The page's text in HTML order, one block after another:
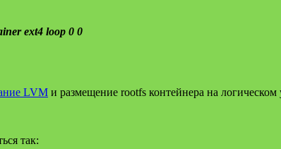
ext4 loop 0 0
LVM и размещение rootfs контейнера на логическом
так: